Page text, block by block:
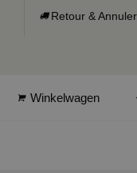
Retour &
Winkelwagen